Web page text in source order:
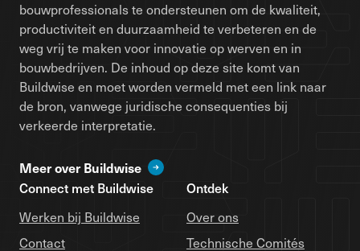
bouwprofessionals te ondersteunen om de kwaliteit,
productiviteit en duurzaamheid te verbeteren en de
weg vrij te maken voor innovatie op werven en in
bouwbedrijven. De inhoud op deze site komt van
Buildwise en moet worden vermeld met een link naar
de bron, vanwege juridische consequenties bij
verkeerde interpretatie.
Meer over Buildwise
Connect met Buildwise
Werken bij Buildwise
Contact
Ontdek
Over ons
Technische Comités